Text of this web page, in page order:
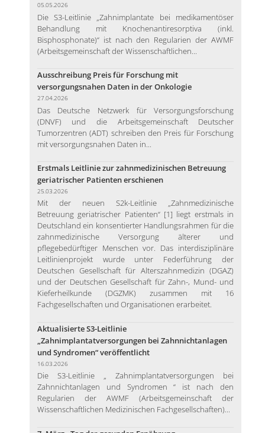
05.05.2026
Die S3-Leitlinie „Zahnimplantate bei medikamentöser
Behandlung mit Knochenantiresorptiva (inkl.
Bisphosphonate)“ ist nach den Regularien der AWMF
(Arbeitsgemeinschaft der Wissenschaftlichen...
Ausschreibung Preis für Forschung mit
versorgungsnahen Daten in der Onkologie
27.04.2026
Das Deutsche Netzwerk für Versorgungsforschung
(DNVF) und die Arbeitsgemeinschaft Deutscher
Tumorzentren (ADT) schreiben den Preis für Forschung
mit versorgungsnahen Daten in...
Erstmals Leitlinie zur zahnmedizinischen Betreuung
geriatrischer Patienten erschienen
25.03.2026
Mit der neuen S2k-Leitlinie „Zahnmedizinische
Betreuung geriatrischer Patienten“ [1] liegt erstmals in
Deutschland ein konsentierter Handlungsrahmen für die
zahnmedizinische Versorgung älterer und
pflegebedürftiger Menschen vor. Das interdisziplinäre
Leitlinienprojekt wurde unter Federführung der
Deutschen Gesellschaft für Alterszahnmedizin (DGAZ)
und der Deutschen Gesellschaft für Zahn-, Mund- und
Kieferheilkunde (DGZMK) zusammen mit 16
Fachgesellschaften und Organisationen erarbeitet.
Aktualisierte S3-Leitlinie
„Zahnimplantatversorgungen bei Zahnnichtanlagen
und Syndromen“ veröffentlicht
16.03.2026
Die S3-Leitlinie „ Zahnimplantatversorgungen bei
Zahnnichtanlagen und Syndromen “ ist nach den
Regularien der AWMF (Arbeitsgemeinschaft der
Wissenschaftlichen Medizinischen Fachgesellschaften)...